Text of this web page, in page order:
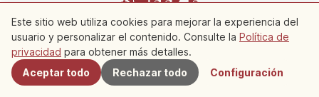
Cercanos
Términos de servicioPolítica de privacidad
Configuración de cookies
Copyright © 2026 JeePe Inc. All rights reserved.
Este sitio web utiliza cookies para mejorar la experiencia del
usuario y personalizar el contenido. Consulte la Política de
privacidad para obtener más detalles.
Aceptar todo
Rechazar todo Configuración